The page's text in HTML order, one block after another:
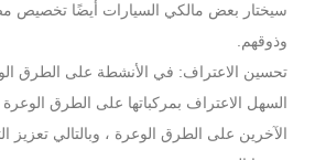
سيختار بعض مالكي السيارات أيضًا تخصيص
وذوقهم.
تحسين الاعتراف: في الأنشطة على الطرق
السهل الاعتراف بمركباتها على الطرق
الآخرين على الطرق الوعرة ، وبالتالي تعزيز